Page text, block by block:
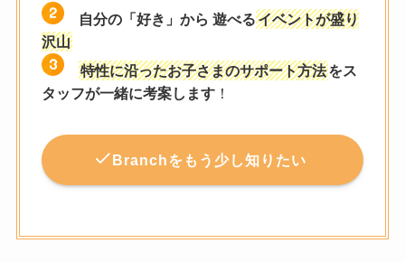
自分の「好き」から 遊べるイベントが盛り
沢山
特性に沿ったお子さまのサポート方法をス
タッフが一緒に考案します ！
Branchをもう少し知りたい